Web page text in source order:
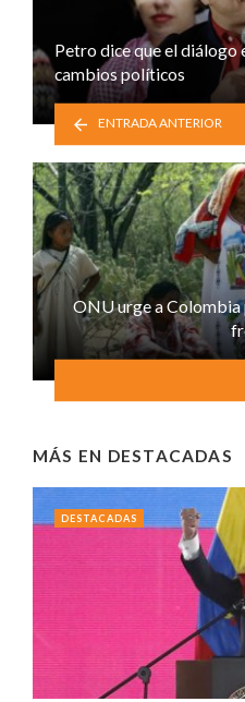
Petro dice que el diálogo
cambios políticos
ENTRADA ANTERIOR
ONU urge a
MÁS EN DESTACADAS
DESTACADAS